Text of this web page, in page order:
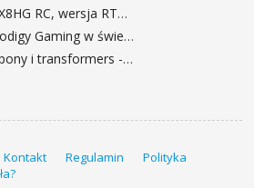
Duży dron Syma X8HG RC, wersja RTF, kamera 8MP za 62$ (~233zł) - TomTop
Logitech G403 Prodigy Gaming w świetnej cenie 169 zł
zabawki my little pony i transformers -50%!
Kontakt Regulamin
Polityka